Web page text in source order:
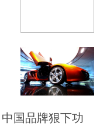
国品牌狠下功